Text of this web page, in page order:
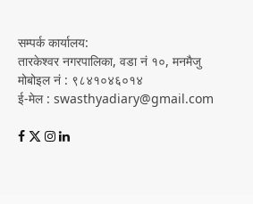
सम्पर्क कार्यालय:
तारकेश्वर नगरपालिका, वडा नं १०, मनमैजु
मोबोइल नं : ९८४१०४६०१४
ई-मेल : swasthyadiary@gmail.com